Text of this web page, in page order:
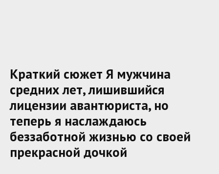
Краткий сюжет Я мужчина
средних лет, лишившийся
лицензии авантюриста, но
теперь я наслаждаюсь
беззаботной жизнью со своей
прекрасной дочкой